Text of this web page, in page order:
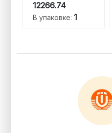
12266.74
В упаковке:1